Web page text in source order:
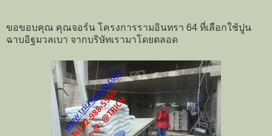
ขอขอบคุณ คุณจอร์น โครงการรามอินทรา 64 ที่เลือกใช้ปูน
ฉาบอิฐมวลเบา จากบริษัทเรามาโดยตลอด